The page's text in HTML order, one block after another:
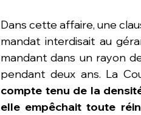
Dans cette affaire, une
mandat interdisait au
mandant dans un rayon
compte tenu de la
elle empêchait toute